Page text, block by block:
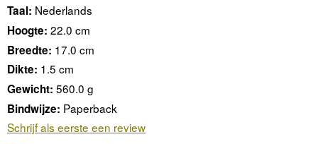
Taal: Nederlands
Hoogte: 22.0 cm
Breedte: 17.0 cm
Dikte: 1.5 cm
Gewicht: 560.0 g
Bindwijze: Paperback
Schrijf als eerste een review